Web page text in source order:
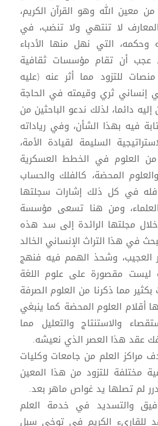
معين الله وهو القرآن الكريم،
لا تنتهي ولا تنضب، في
وحكمه، التي نهل منها الأدباء
عجب أن تقام مؤسسات ثقافية
للتزود مما أثر عنه (عليه
إنساني ثري وقيمته في الحاجة
إليه دائما، لذلك ندعو الباحثين من
فيه بهذا الشأن، وفي رياداته
السليمة لقيادة الأمة،
العلوم في الخطط العسكرية
والعلوم المحضة، كالفلك والحساب
فله في كل ذلك إشارات سجلتها
ومن هنا تسعى مؤسسة
مجلتها الرائدة إلى سد هذه
في هذا التراث الإنساني الخالد
العجيب، وشحذ الهمم فيه فنهج
ليست مقصورة على علوم اللغة
مما ذكرنا من العلوم الصرفة
أقلام العلوم المحضة كما ينبغي
والاستنتاج والتعليل مما
عقد هذا العصر الذي نعيشه.
مراكز العلم من جامعات وكليات
مختلفة للتزود من هذا المعين
لم تصلها يد غواص ماهر بعد.
والتسديد في خدمة العلم
للقاريء الكريم في توخي سبل